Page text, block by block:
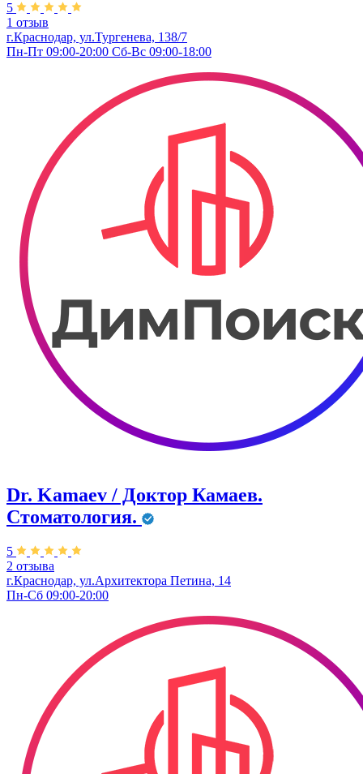
5
1 отзыв
г.Краснодар, ул.Тургенева, 138/7
Пн-Пт 09:00-20:00 Сб-Вс 09:00-18:00
Dr. Kamaev / Доктор Камаев.
Стоматология.
5
2 отзыва
г.Краснодар, ул.Архитектора Петина, 14
Пн-Сб 09:00-20:00